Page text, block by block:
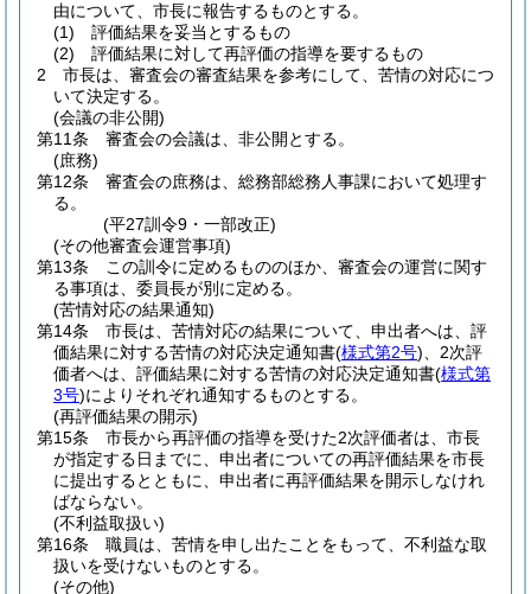
由について、市長に報告するものとする。
(1)
評価結果を妥当とするもの
(2)
評価結果に対して再評価の指導を要するもの
2
市長は、審査会の審査結果を参考にして、苦情の対応につ
いて決定する。
(会議の非公開)
第11条
審査会の会議は、非公開とする。
(庶務)
第12条
審査会の庶務は、総務部総務人事課において処理す
る。
(平27訓令9・一部改正)
(その他審査会運営事項)
第13条
この訓令に定めるもののほか、審査会の運営に関す
る事項は、委員長が別に定める。
(苦情対応の結果通知)
第14条
市長は、苦情対応の結果について、申出者へは、評
価結果に対する苦情の対応決定通知書(様式第2号) 、2次評
価者へは、評価結果に対する苦情の対応決定通知書(様式第
3号)によりそれぞれ通知するものとする。
(再評価結果の開示)
第15条
市長から再評価の指導を受けた2次評価者は、市長
が指定する日までに、申出者についての再評価結果を市長
に提出するとともに、申出者に再評価結果を開示しなけれ
ばならない。
(不利益取扱い)
第16条
職員は、苦情を申し出たことをもって、不利益な取
扱いを受けないものとする。
(その他)